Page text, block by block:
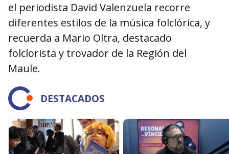
el periodista David Valenzuela recorre
diferentes estilos de la música folclórica, y
recuerda a Mario Oltra, destacado
folclorista y trovador de la Región del
Maule.
DESTACADOS